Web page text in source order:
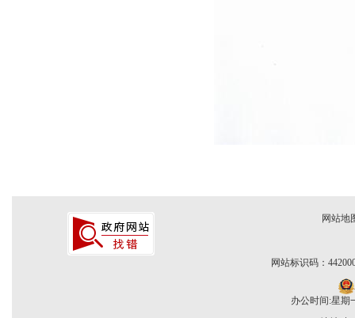
网站地
网站标识码：
办公时间:星期